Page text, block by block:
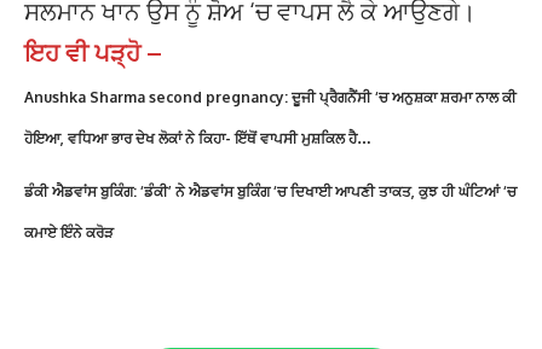
ਸਲਮਾਨ ਖਾਨ ਉਸ ਨੂੰ ਸ਼ੋਅ ‘ਚ ਵਾਪਸ ਲੈ ਕੇ ਆਉਣਗੇ।
ਇਹ ਵੀ ਪੜ੍ਹੋ –
Anushka Sharma second pregnancy: ਦੂਜੀ ਪ੍ਰੈਗਨੈਂਸੀ ‘ਚ ਅਨੁਸ਼ਕਾ ਸ਼ਰਮਾ ਨਾਲ ਕੀ
ਹੋਇਆ, ਵਧਿਆ ਭਾਰ ਦੇਖ ਲੋਕਾਂ ਨੇ ਕਿਹਾ- ਇੱਥੋਂ ਵਾਪਸੀ ਮੁਸ਼ਕਿਲ ਹੈ…
ਡੰਕੀ ਐਡਵਾਂਸ ਬੁਕਿੰਗ: ‘ਡੰਕੀ’ ਨੇ ਐਡਵਾਂਸ ਬੁਕਿੰਗ ‘ਚ ਦਿਖਾਈ ਆਪਣੀ ਤਾਕਤ, ਕੁਝ ਹੀ ਘੰਟਿਆਂ ‘ਚ
ਕਮਾਏ ਇੰਨੇ ਕਰੋੜ